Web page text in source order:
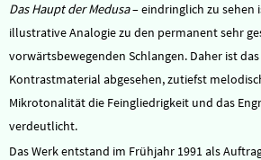
Das Haupt der Medusa– eindringlich zu sehen
illustrative Analogie zu den permanent sehr
vorwärtsbewegenden Schlangen. Daher ist
Kontrastmaterial abgesehen, zutiefst
Mikrotonalität die Feingliedrigkeit und das
verdeutlicht.
Das Werk entstand im Frühjahr 1991 als